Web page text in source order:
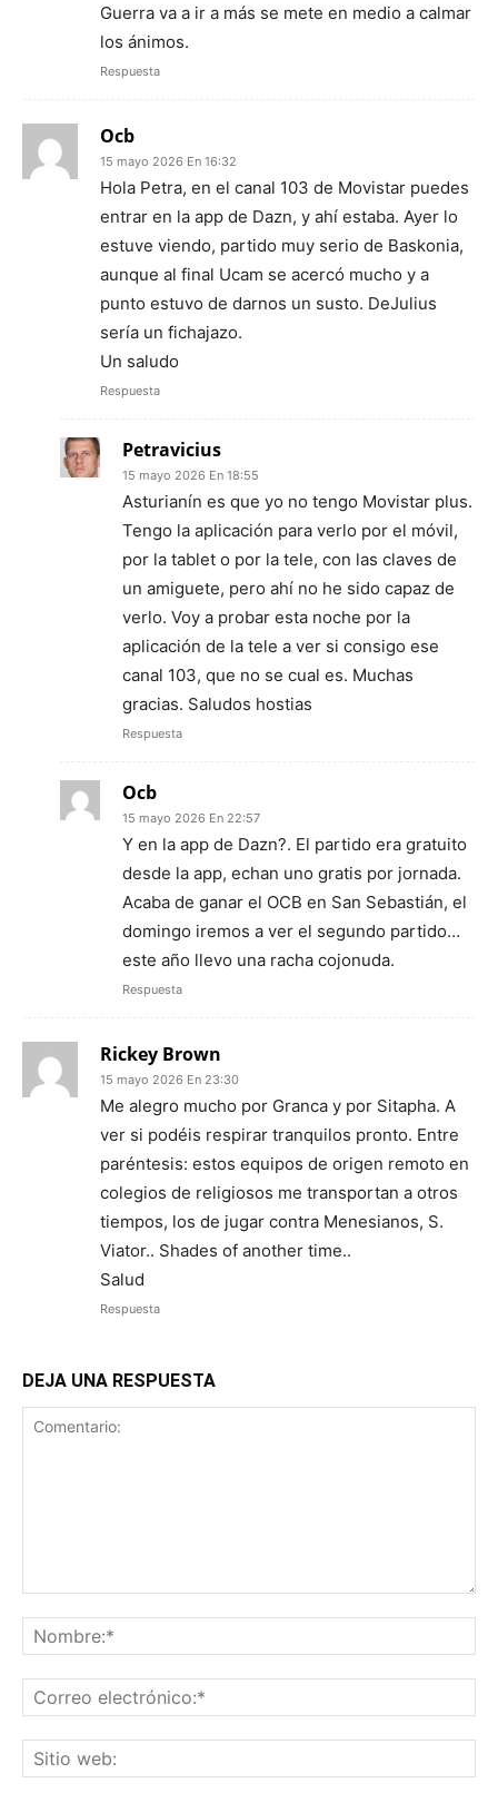
Guerra va a ir a más se mete en medio a calmar
los ánimos.
Respuesta
Ocb
15 mayo 2026 En 16:32
Hola Petra, en el canal 103 de Movistar puedes
entrar en la app de Dazn, y ahí estaba. Ayer lo
estuve viendo, partido muy serio de Baskonia,
aunque al final Ucam se acercó mucho y a
punto estuvo de darnos un susto. DeJulius
sería un fichajazo.
Un saludo
Respuesta
Petravicius
15 mayo 2026 En 18:55
Asturianín es que yo no tengo Movistar plus.
Tengo la aplicación para verlo por el móvil,
por la tablet o por la tele, con las claves de
un amiguete, pero ahí no he sido capaz de
verlo. Voy a probar esta noche por la
aplicación de la tele a ver si consigo ese
canal 103, que no se cual es. Muchas
gracias. Saludos hostias
Respuesta
Ocb
15 mayo 2026 En 22:57
Y en la app de Dazn?. El partido era gratuito
desde la app, echan uno gratis por jornada.
Acaba de ganar el OCB en San Sebastián, el
domingo iremos a ver el segundo partido…
este año llevo una racha cojonuda.
Respuesta
Rickey Brown
15 mayo 2026 En 23:30
Me alegro mucho por Granca y por Sitapha. A
ver si podéis respirar tranquilos pronto. Entre
paréntesis: estos equipos de origen remoto en
colegios de religiosos me transportan a otros
tiempos, los de jugar contra Menesianos, S.
Viator.. Shades of another time..
Salud
Respuesta
DEJA UNA RESPUESTA